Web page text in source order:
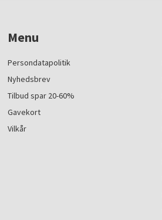
Menu
Persondatapolitik
Nyhedsbrev
Tilbud spar 20-60%
Gavekort
Vilkår